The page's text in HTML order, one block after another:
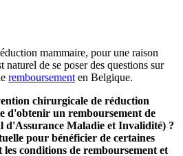
mammaire, pour une raison
naturel de se poser des questions sur
remboursement en Belgique.
chirurgicale de réduction
d'obtenir un remboursement de
d'Assurance Maladie et Invalidité) ?
pour bénéficier de certaines
les conditions de remboursement et